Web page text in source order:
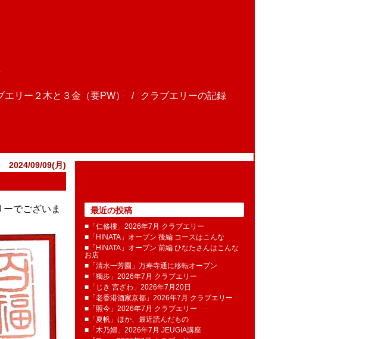
エリー２木と３金（要PW）
クラブエリーの記録
2024/09/09(月)
でございま
最近の投稿
■「仁修樓」2026年7月 クラブエリー
■「HINATA」オープン 後編 コースはこんな
■「HINATA」オープン 前編 ひなたさんはこんな
お店
■「清水一芳園」万寿寺通に移転オープン
■「獨歩」2026年7月 クラブエリー
■「じき 宮ざわ」2026年7月20日
■「老香港酒家京都」2026年7月 クラブエリー
■「照今」2026年7月 クラブエリー
■「夏帆」ほか、最近読んだもの
■「木乃婦」2026年7月 JEUGIA講座